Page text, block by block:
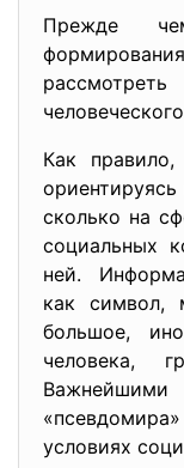
Прежде
Как
сколько на
социальных
ней.
как символ,
большое,
человека,
условиях